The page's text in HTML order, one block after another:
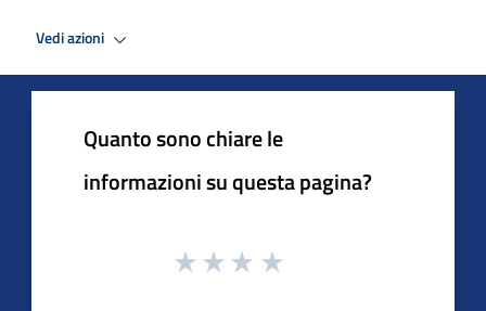
Vedi azioni
Quanto sono chiare le
informazioni su questa pagina?